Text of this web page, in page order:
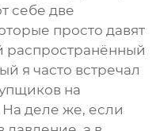
себе две
просто давят
распространённый
я часто встречал
на
деле же, если